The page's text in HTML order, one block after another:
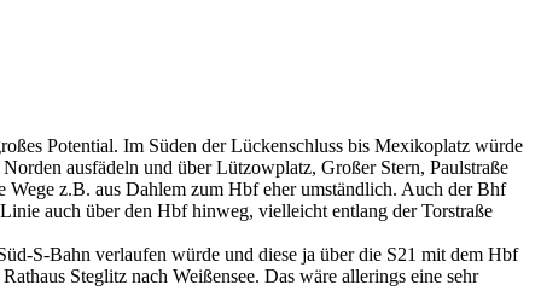
Potential. Im Süden der Lückenschluss bis Mexikoplatz würde
ausfädeln und über Lützowplatz, Großer Stern, Paulstraße
z.B. aus Dahlem zum Hbf eher umständlich. Auch der Bhf
auch über den Hbf hinweg, vielleicht entlang der Torstraße
S-Bahn verlaufen würde und diese ja über die S21 mit dem Hbf
Steglitz nach Weißensee. Das wäre allerings eine sehr